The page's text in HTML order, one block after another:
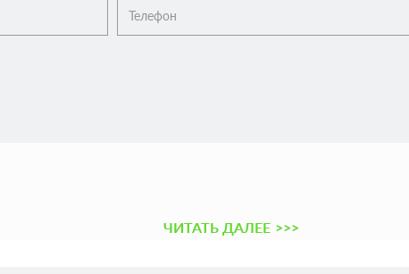
ЧИТАТЬ ДАЛЕЕ >>>